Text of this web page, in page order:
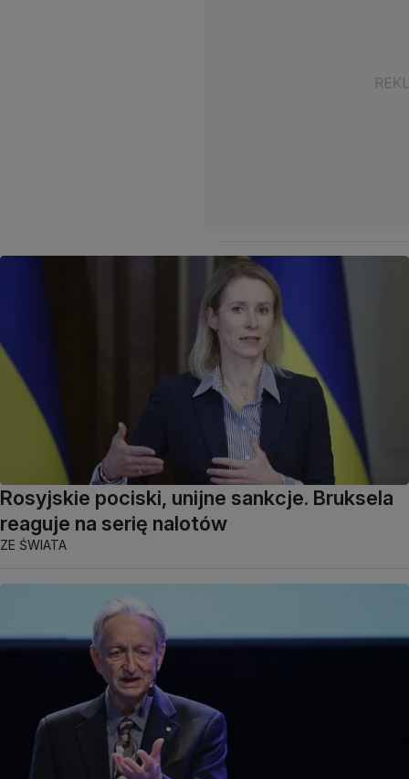
Rosyjskie pociski, unijne sankcje. Bruksela
reaguje na serię nalotów
ZE ŚWIATA